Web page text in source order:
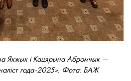
Якжык і Кацярына Абромчык —
года-2025». Фота: БАЖ